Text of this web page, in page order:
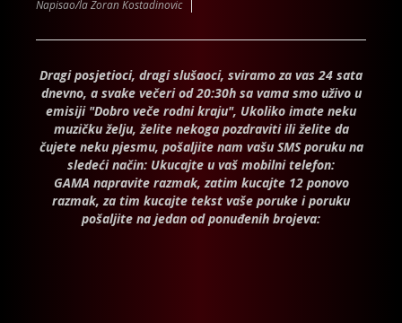
Napisao/la Zoran Kostadinovic
Dragi posjetioci, dragi slušaoci, sviramo za vas 24 sata
dnevno, a svake večeri od 20:30h sa vama smo uživo u
emisiji "Dobro veče rodni kraju", Ukoliko imate neku
muzičku želju, želite nekoga pozdraviti ili želite da
čujete neku pjesmu, pošaljite nam vašu SMS poruku na
sledeći način: Ukucajte u vaš mobilni telefon:
GAMA napravite razmak, zatim kucajte 12 ponovo
razmak, za tim kucajte tekst vaše poruke i poruku
pošaljite na jedan od ponuđenih brojeva: